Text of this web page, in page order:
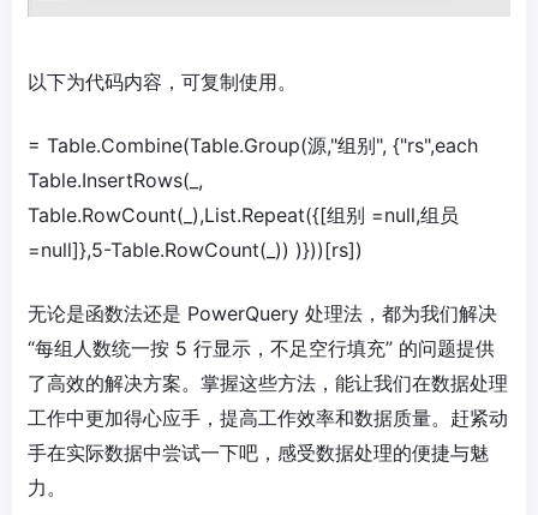
以下为代码内容，可复制使用。
= Table.Combine(Table.Group(源,"组别", {"rs",each
Table.InsertRows(_,
Table.RowCount(_),List.Repeat({[组别 =null,组员
=null]},5-Table.RowCount(_)) )}))[rs])
无论是函数法还是 PowerQuery 处理法，都为我们解决
“每组人数统一按 5 行显示，不足空行填充” 的问题提供
了高效的解决方案。掌握这些方法，能让我们在数据处理
工作中更加得心应手，提高工作效率和数据质量。赶紧动
手在实际数据中尝试一下吧，感受数据处理的便捷与魅
力。